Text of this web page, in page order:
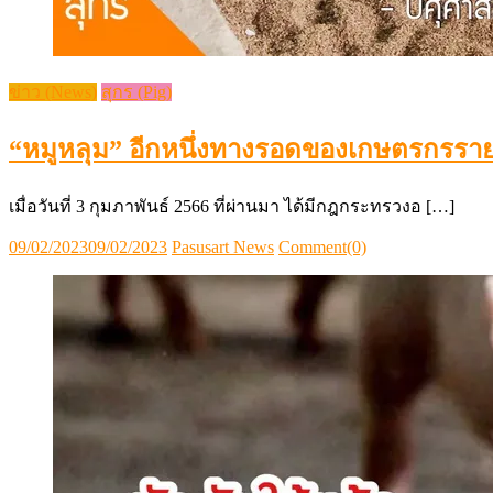
ข่าว (News) สุกร (Pig)
“หมูหลุม” อีกหนึ่งทางรอดของเกษตรกรรา
เมื่อวันที่ 3 กุมภาพันธ์ 2566 ที่ผ่านมา ได้มีกฎกระทรวงอ […]
Posted
09/02/202309/02/2023 Author
Pasusart News Comment(0)